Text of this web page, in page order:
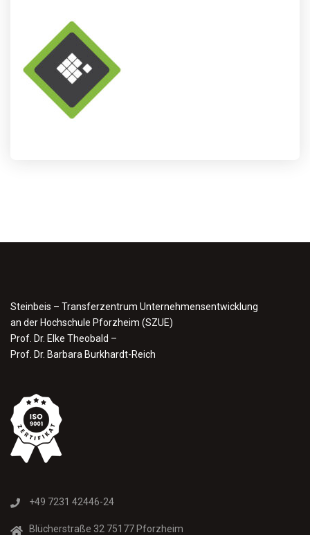
Steinbeis – Transferzentrum Unternehmensentwicklung
an der Hochschule Pforzheim (SZUE)
Prof. Dr. Elke Theobald –
Prof. Dr. Barbara Burkhardt-Reich
+49 7231 42446-24
Blücherstraße 32 75177 Pforzheim